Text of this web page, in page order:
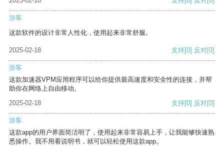
游客
这款软件的设计非常人性化，使用起来非常舒服。
2025-02-18 支持[0] 反对[0]
游客
这款加速器VPM应用程序可以给你提供最高速度和安全性的连接，并帮
助你在网络上自由移动。
2025-02-18
支持[0] 反对[0]
游客
这款app的用户界面简洁明了，使用起来非常容易上手，让我能够快速熟
悉操作。我不用看说明书，就可以轻松使用这款app。